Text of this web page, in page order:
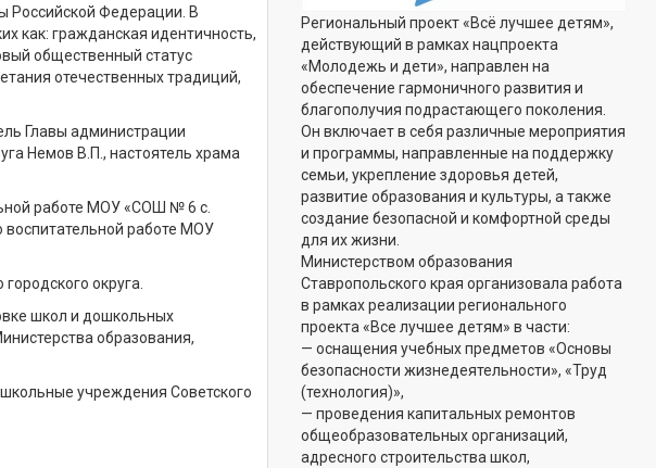
Российской Федерации. В
как: гражданская идентичность,
общественный статус
отечественных традиций,
Главы администрации
Немов В.П., настоятель храма
работе МОУ «СОШ № 6 с.
работе МОУ
округа.
школ и дошкольных
образования,
учреждения Советского
Региональный проект «Всё лучшее детям»,
действующий в рамках нацпроекта
«Молодежь и дети», направлен на
обеспечение гармоничного развития и
благополучия подрастающего поколения.
Он включает в себя различные мероприятия
и программы, направленные на поддержку
семьи, укрепление здоровья детей,
развитие образования и культуры, а также
создание безопасной и комфортной среды
для их жизни.
Министерством образования
Ставропольского края организовала работа
в рамках реализации регионального
проекта «Все лучшее детям» в части:
— оснащения учебных предметов «Основы
безопасности жизнедеятельности», «Труд
(технология)»,
— проведения капитальных ремонтов
общеобразовательных организаций,
адресного строительства школ,